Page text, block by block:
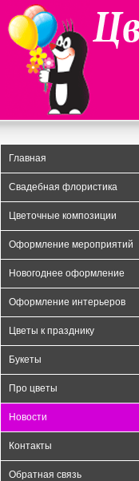
Data security
Главная
Свадебная флористика
Цветочные композиции
Оформление мероприятий
Новогоднее оформление
Оформление интерьеров
Цветы к празднику
Букеты
Про цветы
Новости
Контакты
Обратная связь